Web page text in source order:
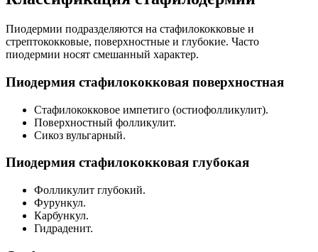
Пиодермии подразделяются на стафилококковые и
стрептококковые, поверхностные и глубокие. Часто
пиодермии носят смешанный характер.
Пиодермия стафилококковая поверхностная
Стафилококковое импетиго (остиофолликулит).
Поверхностный фолликулит.
Сикоз вульгарный.
Пиодермия стафилококковая глубокая
Фолликулит глубокий.
Фурункул.
Карбункул.
Гидраденит.